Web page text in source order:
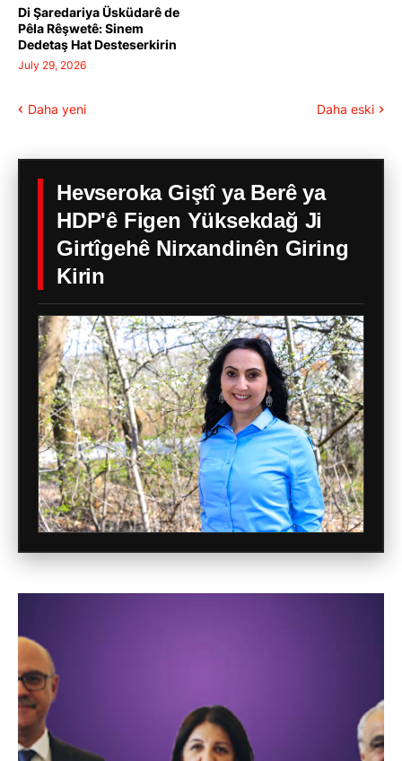
Di Şaredariya Üsküdarê de
Pêla Rêşwetê: Sinem
Dedetaş Hat Desteserkirin
July 29, 2026
Daha yeni Daha eski
Hevseroka Giştî ya Berê ya
HDP'ê Figen Yüksekdağ Ji
Girtîgehê Nirxandinên Giring
Kirin